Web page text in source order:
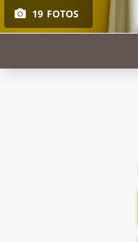
19 FOTOS